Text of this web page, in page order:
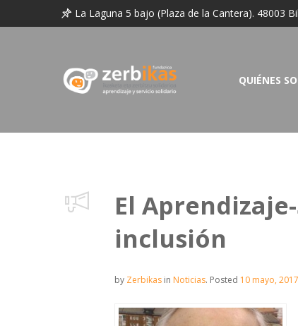
La Laguna 5 bajo (Plaza de la Cantera). 48003
QUIÉNES
El
inclusión
by Zerbikas in Noticias. Posted 10 mayo, 2017